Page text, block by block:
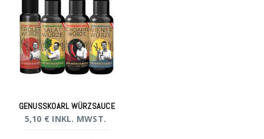
GENUSSKOARL WÜRZSAUCE
5,10 € INKL. MWST.